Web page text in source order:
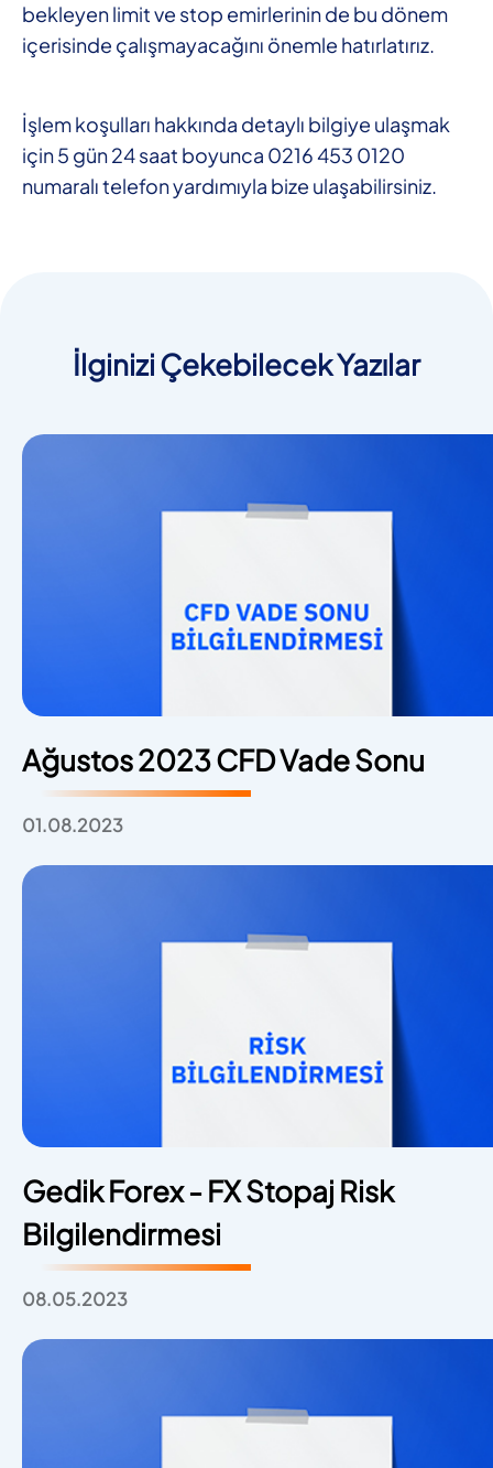
bekleyen limit ve stop emirlerinin de bu dönem
içerisinde çalışmayacağını önemle hatırlatırız.
İşlem koşulları hakkında detaylı bilgiye ulaşmak
için 5 gün 24 saat boyunca 0216 453 0120
numaralı telefon yardımıyla bize ulaşabilirsiniz.
İlginizi Çekebilecek Yazılar
Ağustos 2023 CFD Vade Sonu
01.08.2023
Gedik Forex - FX Stopaj Risk
Bilgilendirmesi
08.05.2023